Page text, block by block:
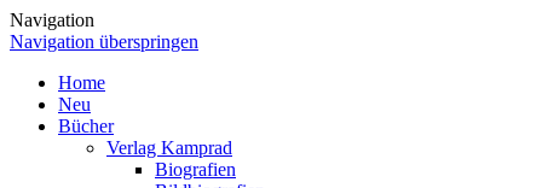
Navigation
Navigation überspringen
Home
Neu
Bücher
Verlag Kamprad
Biografien